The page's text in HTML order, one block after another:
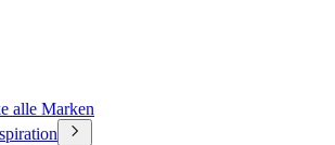
alle Marken